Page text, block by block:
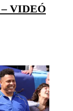
VIDEÓ